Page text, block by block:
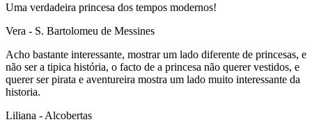
Uma verdadeira princesa dos tempos modernos!
Vera - S. Bartolomeu de Messines
Acho bastante interessante, mostrar um lado diferente de princesas, e
não ser a tipica história, o facto de a princesa não querer vestidos, e
querer ser pirata e aventureira mostra um lado muito interessante da
historia.
Liliana - Alcobertas